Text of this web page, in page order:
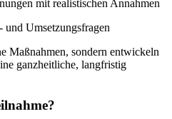
mit realistischen Annahmen
und Umsetzungsfragen
Maßnahmen, sondern entwickeln
ganzheitliche, langfristig